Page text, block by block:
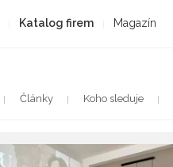
Katalog firem Magazín
Články Koho sleduje